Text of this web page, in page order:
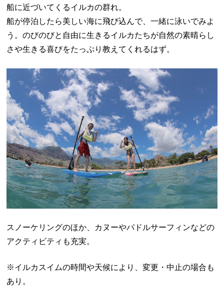
船に近づいてくるイルカの群れ。
船が停泊したら美しい海に飛び込んで、一緒に泳いでみよ
う。のびのびと自由に生きるイルカたちが自然の素晴らし
さや生きる喜びをたっぷり教えてくれるはず。
スノーケリングのほか、カヌーやパドルサーフィンなどの
アクティビティも充実。
※イルカスイムの時間や天候により、変更・中止の場合も
あり。